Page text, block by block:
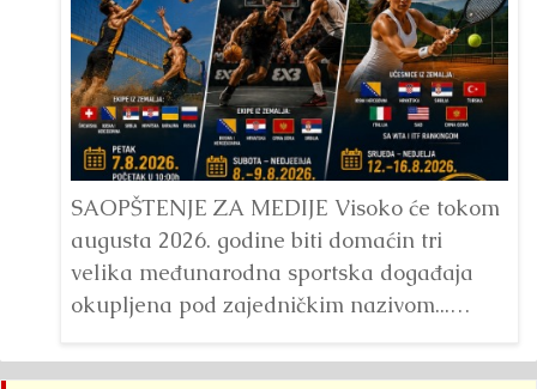
SAOPŠTENJE ZA MEDIJE Visoko će tokom
augusta 2026. godine biti domaćin tri
velika međunarodna sportska događaja
okupljena pod zajedničkim nazivom...